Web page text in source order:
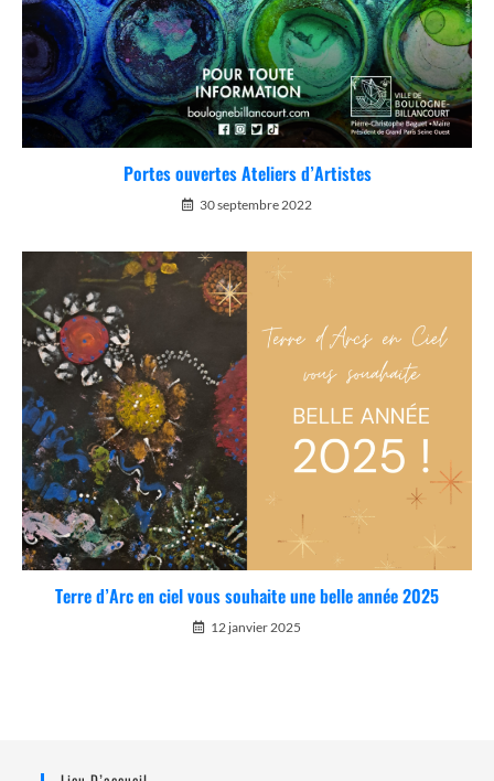
Portes ouvertes Ateliers d’Artistes
30 septembre 2022
Terre d’Arc en ciel vous souhaite une belle année 2025
12 janvier 2025